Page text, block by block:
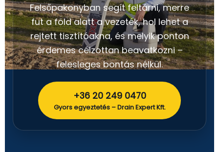
Felsőpakonyban segít feltárni, merre
fut a föld alatt a vezeték, hol lehet a
rejtett tisztítóakna, és melyik ponton
érdemes célzottan beavatkozni –
felesleges bontás nélkül.
+36 20 249 0470
Gyors egyeztetés – Drain Expert Kft.